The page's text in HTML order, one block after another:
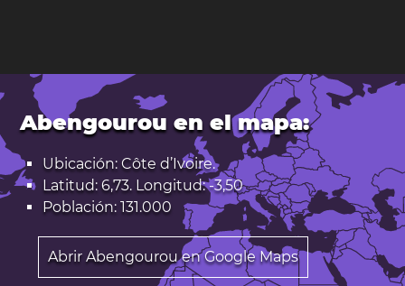
Abengourou en el mapa:
Ubicación: Côte d’Ivoire.
Latitud: 6,73. Longitud: -3,50
Población: 131.000
Abrir Abengourou en Google Maps